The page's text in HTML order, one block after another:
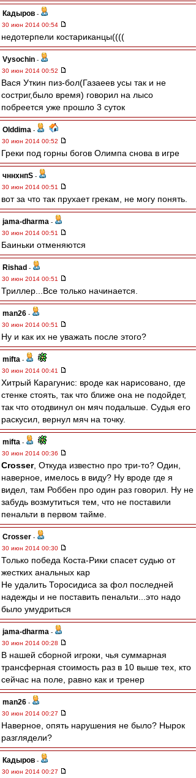
Кадыров -
30 июн 2014 00:54
недотерпели костариканцы((((
Vysochin -
30 июн 2014 00:52
Вася Уткин пиз-бол(Газаеев усы так и не
состриг,было время) говорил на лысо
побреется уже прошло 3 суток
Olddima -
30 июн 2014 00:52
Греки под горны богов Олимпа снова в игре
чннхнпS -
30 июн 2014 00:51
вот за что так прухает грекам, не могу понять.
jama-dharma -
30 июн 2014 00:51
Баиньки отменяются
Rishad -
30 июн 2014 00:51
Триллер...Все только начинается.
man26 -
30 июн 2014 00:51
Ну и как их не уважать после этого?
mifta -
30 июн 2014 00:41
Хитрый Карагунис: вроде как нарисовано, где
стенке стоять, так что ближе она не подойдет,
так что отодвинул он мяч подальше. Судья его
раскусил, вернул мяч на точку.
mifta -
30 июн 2014 00:36
Crosser, Откуда известно про три-то? Один,
наверное, имелось в виду? Ну вроде где я
видел, там Роббен про один раз говорил. Ну не
забудь возмутиться тем, что не поставили
пенальти в первом тайме.
Crosser -
30 июн 2014 00:30
Только победа Коста-Рики спасет судью от
жестких анальных кар
Не удалить Торосидиса за фол последней
надежды и не поставить пенальти...это надо
было умудриться
jama-dharma -
30 июн 2014 00:28
В нашей сборной игроки, чья суммарная
трансферная стоимость раз в 10 выше тех, кто
сейчас на поле, равно как и тренер
man26 -
30 июн 2014 00:27
Наверное, опять нарушения не было? Нырок
разглядели?
Кадыров -
30 июн 2014 00:27